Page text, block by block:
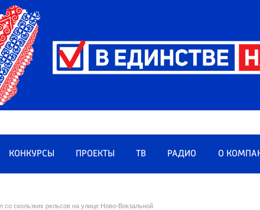
КОНКУРСЫ ПРОЕКТЫ ТВ РАДИО О
скользких рельсов на улице Ново-Вокзальной